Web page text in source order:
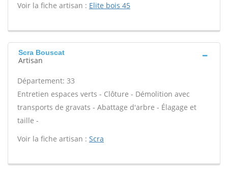
Voir la fiche artisan : Elite bois 45
Scra Bouscat
Artisan
Département: 33
Entretien espaces verts - Clôture - Démolition avec
transports de gravats - Abattage d'arbre - Élagage et
taille -
Voir la fiche artisan : Scra